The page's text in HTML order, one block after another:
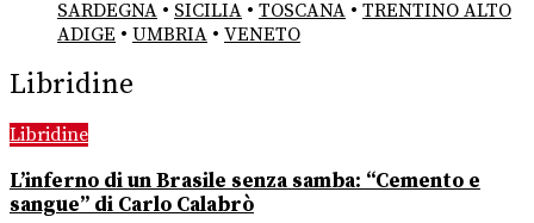
SARDEGNA • SICILIA • TOSCANA • TRENTINO ALTO
ADIGE • UMBRIA • VENETO
Libridine
Libridine
L’inferno di un Brasile senza samba: “Cemento e
sangue” di Carlo Calabrò